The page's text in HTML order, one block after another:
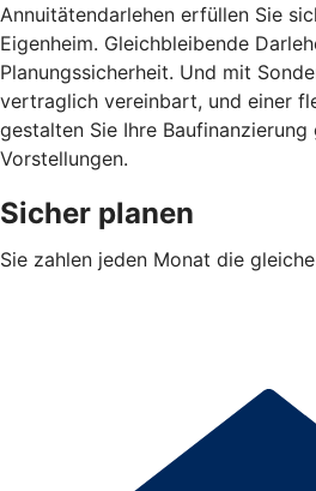
Annuitätendarlehen erfüllen Sie
Eigenheim. Gleichbleibende
Planungssicherheit. Und mit
vertraglich vereinbart, und einer
gestalten Sie Ihre Baufinanzierung
Vorstellungen.
Sicher planen
Sie zahlen jeden Monat die